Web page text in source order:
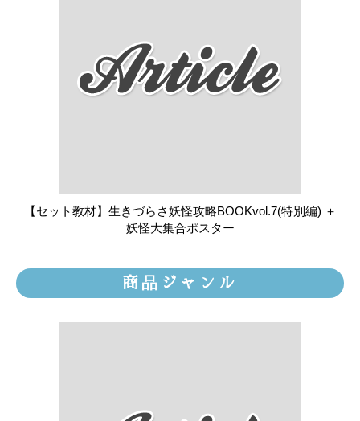
【セット教材】生きづらさ妖怪攻略BOOKvol.7(特別編) ＋
妖怪大集合ポスター
商品ジャンル